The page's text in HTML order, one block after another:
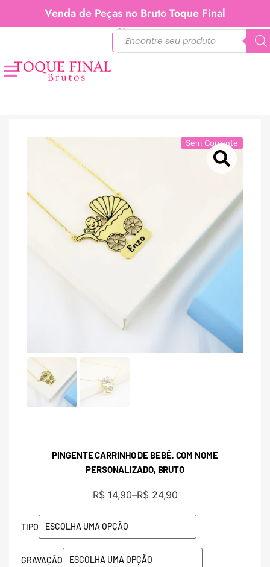
Venda de Peças no Bruto Toque Final
Sem Corrente
PINGENTE CARRINHO DE BEBÊ, COM NOME
PERSONALIZADO, BRUTO
R$14,90–R$24,90
TIPO
GRAVAÇÃO